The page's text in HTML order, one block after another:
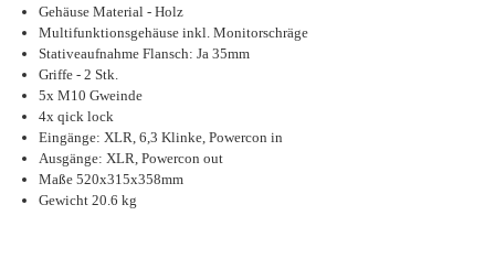
Gehäuse Material - Holz
Multifunktionsgehäuse inkl. Monitorschräge
Stativeaufnahme Flansch: Ja 35mm
Griffe - 2 Stk.
5x M10 Gweinde
4x qick lock
Eingänge: XLR, 6,3 Klinke, Powercon in
Ausgänge: XLR, Powercon out
Maße 520x315x358mm
Gewicht 20.6 kg